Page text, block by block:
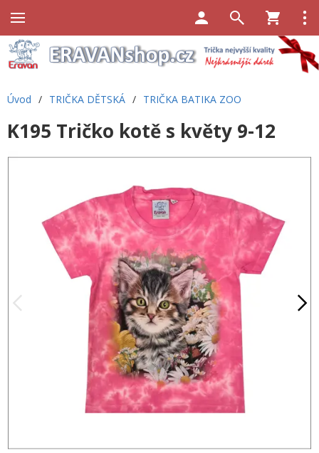
Úvod / TRIČKA DĚTSKÁ / TRIČKA BATIKA ZOO
K195 Tričko kotě s květy 9-12